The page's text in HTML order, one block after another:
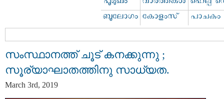
സംസ്ഥാനത്ത് ചൂട് കനക്കുന്നു ;
സൂര്യാഘാതത്തിനു സാധ്യത.
March 3rd, 2019